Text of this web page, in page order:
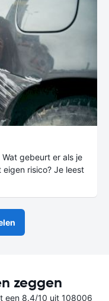
gebeurt er als je
risico? Je leest
zeggen
een 8.4/10 uit 108006